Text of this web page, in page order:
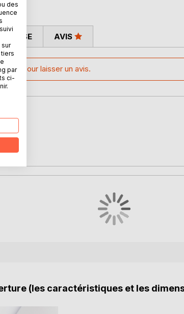
notre
bord
peur,
AVIS
pour laisser un avis.
(les caractéristiques et les
des
par
ci-